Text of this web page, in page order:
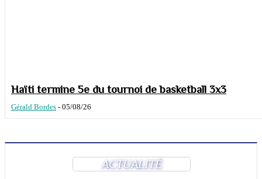
Haïti termine 5e du tournoi de basketball 3x3
Gérald Bordes - 05/08/26
ACTUALITÉ